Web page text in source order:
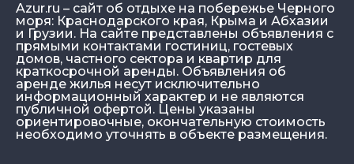
Azur.ru – сайт об отдыхе на побережье Черного
моря: Краснодарского края, Крыма и Абхазии
и Грузии. На сайте представлены объявления с
прямыми контактами гостиниц, гостевых
домов, частного сектора и квартир для
краткосрочной аренды. Объявления об
аренде жилья несут исключительно
информационный характер и не являются
публичной офертой. Цены указаны
ориентировочные, окончательную стоимость
необходимо уточнять в объекте размещения.